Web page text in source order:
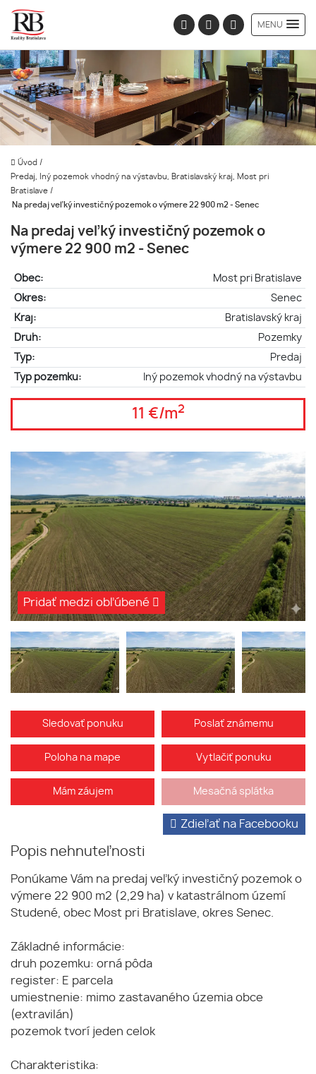
MENU
Úvod /
Predaj, Iný pozemok vhodný na výstavbu, Bratislavský kraj, Most pri
Bratislave /
Na predaj veľký investičný pozemok o výmere 22 900 m2 - Senec
Na predaj veľký investičný pozemok o
výmere 22 900 m2 - Senec
Obec:
Most pri Bratislave
Okres:
Senec
Kraj:
Bratislavský kraj
Druh:
Pozemky
Typ:
Predaj
Typ pozemku:
Iný pozemok vhodný na výstavbu
11 €/m2
Pridať medzi obľúbené
Sledovať ponuku Poslať známemu
Poloha na mape Vytlačiť ponuku
Mám záujem Mesačná splátka
Popis nehnuteľnosti
Zdieľať na Facebooku
Ponúkame Vám na predaj veľký investičný pozemok o
výmere 22 900 m2 (2,29 ha) v katastrálnom území
Studené, obec Most pri Bratislave, okres Senec.
Základné informácie:
druh pozemku: orná pôda
register: E parcela
umiestnenie: mimo zastavaného územia obce
(extravilán)
pozemok tvorí jeden celok
Charakteristika: